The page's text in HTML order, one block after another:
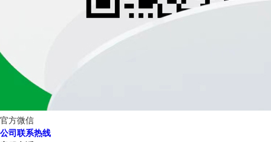
官方微信
公司联系热线